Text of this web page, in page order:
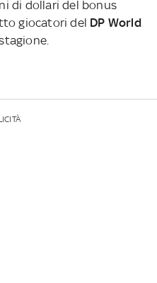
di dollari del bonus
giocatori del DP World